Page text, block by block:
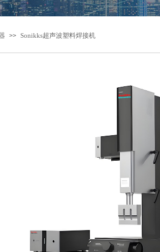
>> Sonikks超声波塑料焊接机